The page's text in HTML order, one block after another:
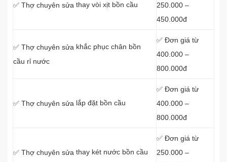
✅ Thợ chuyên sửa thay vòi xịt bồn cầu
250.000 –
450.000đ
✅ Thợ chuyên sửa khắc phục chân bồn
cầu rỉ nước
✅ Đơn giá từ
400.000 –
800.000đ
✅ Thợ chuyên sửa lắp đặt bồn cầu
✅ Đơn giá từ
400.000 –
800.000đ
✅ Thợ chuyên sửa thay két nước bồn cầu
✅ Đơn giá từ
250.000 –